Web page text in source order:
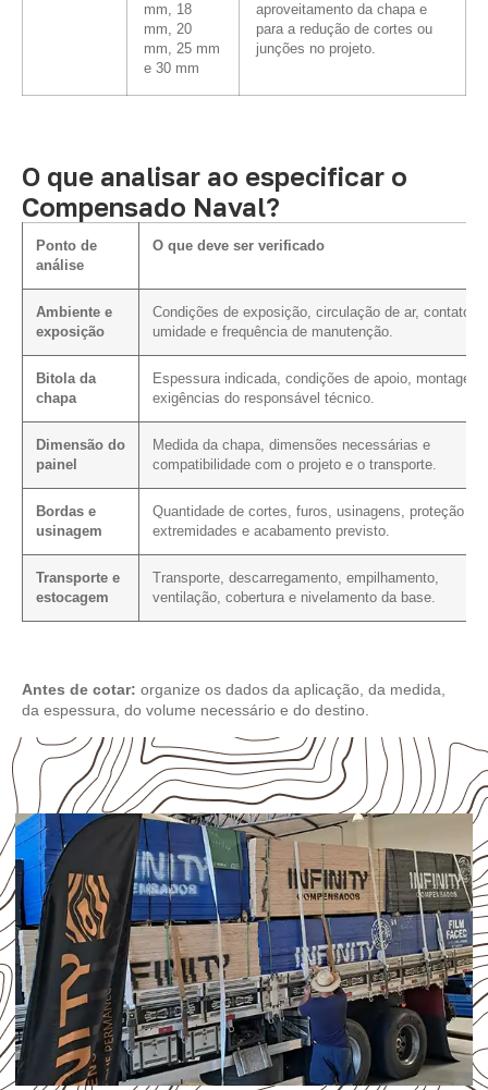
mm, 18
mm, 20
mm, 25 mm
e 30 mm
aproveitamento da chapa e
para a redução de cortes ou
junções no projeto.
O que analisar ao especificar o
Compensado Naval?
Ponto de
análise
O que deve ser verificado
Ambiente e
exposição
Condições de exposição, circulação de ar, contato
umidade e frequência de manutenção.
Bitola da
chapa
Espessura indicada, condições de apoio, montagem
exigências do responsável técnico.
Dimensão do
painel
Medida da chapa, dimensões necessárias e
compatibilidade com o projeto e o transporte.
Bordas e
usinagem
Quantidade de cortes, furos, usinagens, proteção
extremidades e acabamento previsto.
Transporte e
estocagem
Transporte, descarregamento, empilhamento,
ventilação, cobertura e nivelamento da base.
Antes de cotar: organize os dados da aplicação, da medida,
da espessura, do volume necessário e do destino.